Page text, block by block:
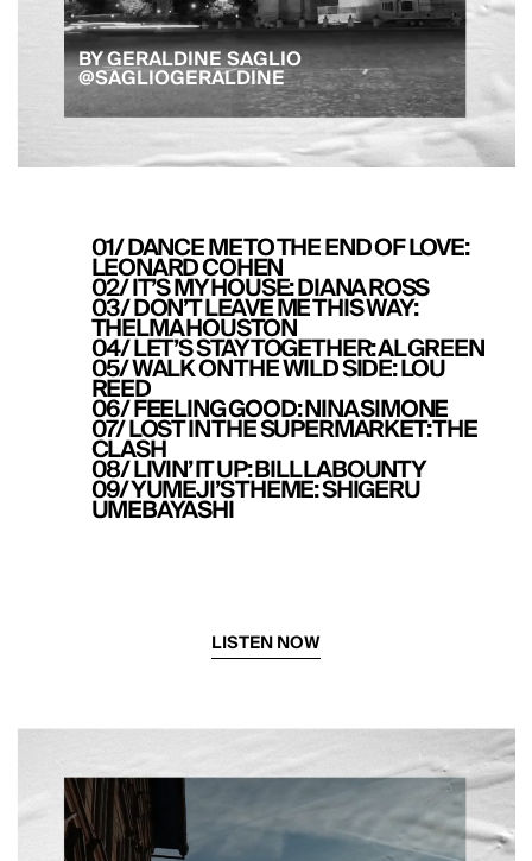
BY GERALDINE SAGLIO
@SAGLIOGERALDINE
01/ DANCE ME TO THE END OF LOVE:
LEONARD COHEN
02/ IT’S MY HOUSE: DIANA ROSS
03/ DON’T LEAVE ME THIS WAY:
THELMA HOUSTON
04/ LET’S STAY TOGETHER: AL GREEN
05/ WALK ON THE WILD SIDE: LOU
REED
06/ FEELING GOOD: NINA SIMONE
07/ LOST IN THE SUPERMARKET: THE
CLASH
08/ LIVIN’ IT UP: BILL LABOUNTY
09/ YUMEJI’S THEME: SHIGERU
UMEBAYASHI
LISTEN NOW